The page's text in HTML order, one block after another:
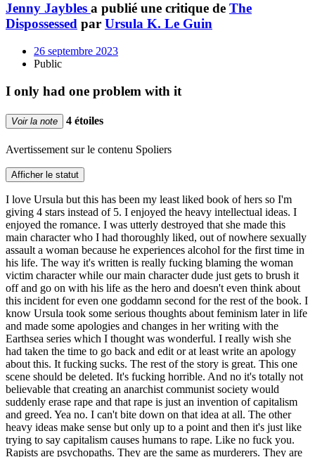
Jenny Jaybles a publié une critique de The
Dispossessed par Ursula K. Le Guin
26 septembre 2023
Public
I only had one problem with it
Voir la note 4 étoiles
Avertissement sur le contenu Spoliers
Afficher le statut
I love Ursula but this has been my least liked book of hers so I'm
giving 4 stars instead of 5. I enjoyed the heavy intellectual ideas. I
enjoyed the romance. I was utterly destroyed that she made this
main character who I had thoroughly liked, out of nowhere sexually
assault a woman because he experiences alcohol for the first time in
his life. The way it's written is really fucking blaming the woman
victim character while our main character dude just gets to brush it
off and go on with his life as the hero and doesn't even think about
this incident for even one goddamn second for the rest of the book. I
know Ursula took some serious thoughts about feminism later in life
and made some apologies and changes in her writing with the
Earthsea series which I thought was wonderful. I really wish she
had taken the time to go back and edit or at least write an apology
about this. It fucking sucks. The rest of the story is great. This one
scene should be deleted. It's fucking horrible. And no it's totally not
believable that creating an anarchist communist society would
suddenly erase rape and that rape is just an invention of capitalism
and greed. Yea no. I can't bite down on that idea at all. The other
heavy ideas make sense but only up to a point and then it's just like
trying to say capitalism causes humans to rape. Like no fuck you.
Rapists are psychopaths. They are the same as murderers. They are